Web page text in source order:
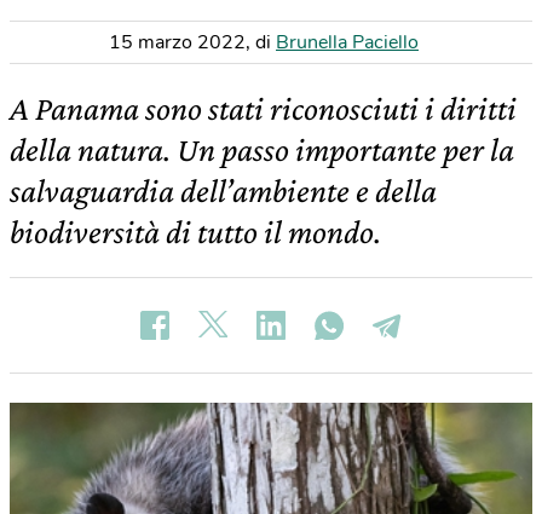
15 marzo 2022, di Brunella Paciello
A Panama sono stati riconosciuti i diritti
della natura. Un passo importante per la
salvaguardia dell’ambiente e della
biodiversità di tutto il mondo.